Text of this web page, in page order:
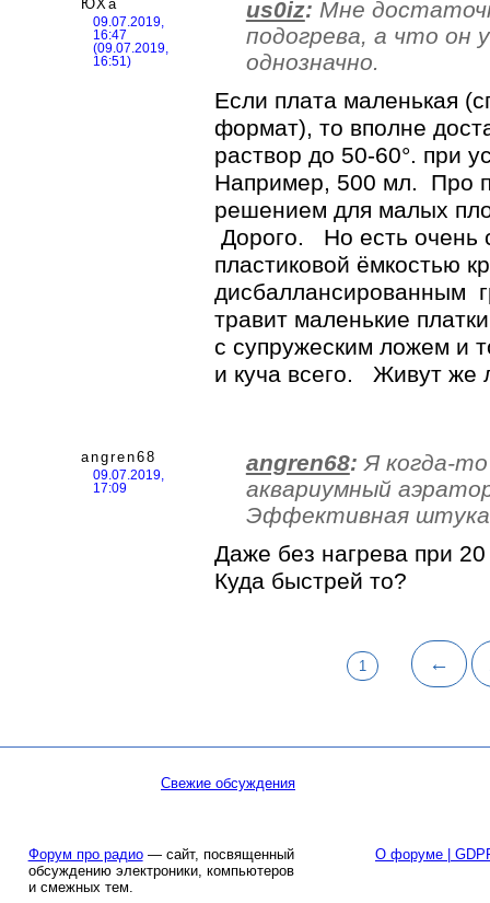
ЮХа
09.07.2019,
16:47
(09.07.2019,
16:51)
us0iz: Мне
подогрева, а что он
однозначно.
Если плата маленькая
формат), то вполне
раствор до 50-60°. при
Например, 500 мл. Про
решением для малых
Дорого. Но есть
пластиковой ёмкостью
дисбаллансированным
травит маленькие
с супружеским ложем и
и куча всего. Живут же
angren68
09.07.2019,
17:09
angren68: Я когда-
аквариумный
Эффективная
Даже без нагрева при
Куда быстрей то?
1 ←
Свежие обсуждения
Форум про радио— сайт, посвященный
обсуждению электроники, компьютеров
и смежных тем.
О форуме |